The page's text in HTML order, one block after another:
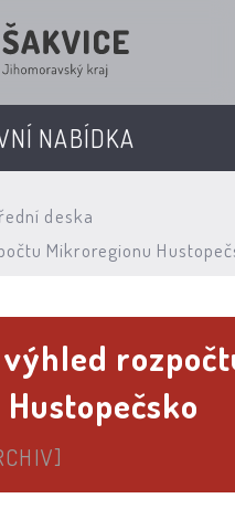
NABÍDKA
deska
Mikroregionu